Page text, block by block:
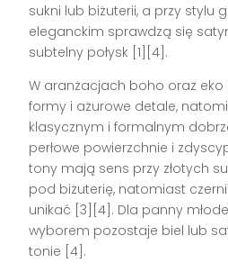
sukni lub biżuterii, a przy stylu
eleganckim sprawdzą się
subtelny połysk [1][4].
W aranżacjach boho oraz eko
formy i ażurowe detale,
klasycznym i formalnym
perłowe powierzchnie i
tony mają sens przy złotych
pod biżuterię, natomiast
unikać [3][4]. Dla panny
wyborem pozostaje biel lub
tonie [4].